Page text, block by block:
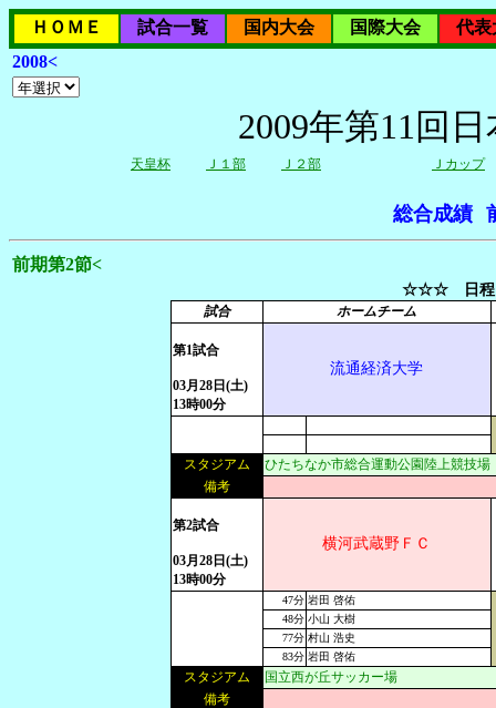
ＨＯＭＥ 試合一覧 国内大会 国際大会
代表
2008<
2009年第11回
天皇杯 Ｊ１部 Ｊ２部 Ｊカップ
総合成績
前期第2節<
☆☆☆ 日程
試合 ホームチーム
第1試合
03月28日(土)
13時00分
流通経済大学
スタジアム
ひたちなか市総合運動公園陸上競技場
備考
第2試合
03月28日(土)
13時00分
横河武蔵野ＦＣ
47分 岩田 啓佑
48分 小山 大樹
77分 村山 浩史
83分 岩田 啓佑
スタジアム
国立西が丘サッカー場
備考